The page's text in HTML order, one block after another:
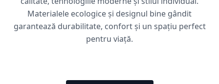
Materialele ecologice și designul bine gândit
garantează durabilitate, confort și un spațiu perfect
pentru viață.